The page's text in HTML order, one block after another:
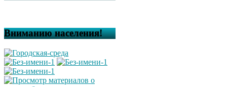
Вниманию населения!